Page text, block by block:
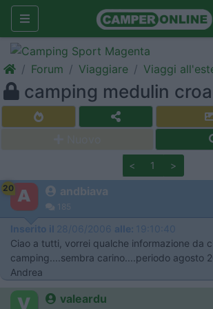
Forum Viaggiare Viaggi
camping medulin
< 1 >
20 andbiava
185
Inserito il 28/06/2006 alle: 19:10:40
Ciao a tutti, vorrei qualche informazione da
camping....sembra carino....periodo agosto
Andrea
valeardu